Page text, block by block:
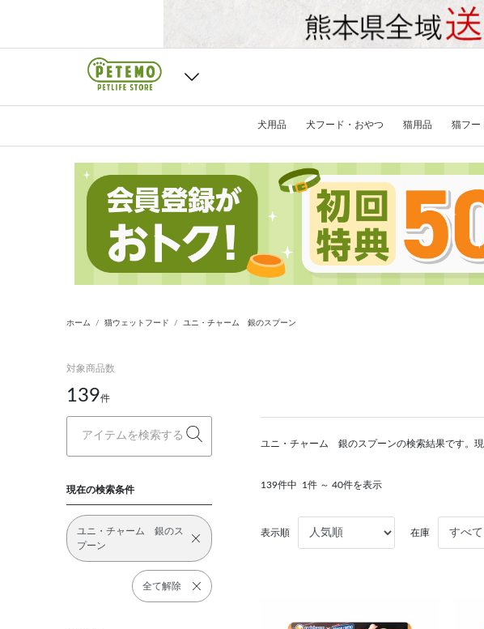
犬用品 犬フード・おやつ 猫用品 猫フー
ホーム 猫ウェットフード ユニ・チャーム 銀のスプーン
対象商品数
139件
現在の検索条件
ユニ・チャーム 銀のス
プーン
全て解除
ユニ・チャーム 銀のスプーンの検索結果です。
139件中 1件 ～ 40件を表示
表示順 在庫